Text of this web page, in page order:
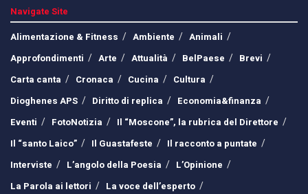
Navigate Site
Alimentazione & Fitness
Ambiente
Animali
Approfondimenti
Arte Attualità BelPaese
Brevi
Carta canta
Cronaca Cucina
Cultura
Dioghenes APS
Diritto di replica
Economia&finanza
Eventi
FotoNotizia
Il “Moscone”, la rubrica del Direttore
Il “santo Laico”
Il Guastafeste
Il racconto a puntate
Interviste
L’angolo della Poesia
L’Opinione
La Parola ai lettori
La voce dell’esperto